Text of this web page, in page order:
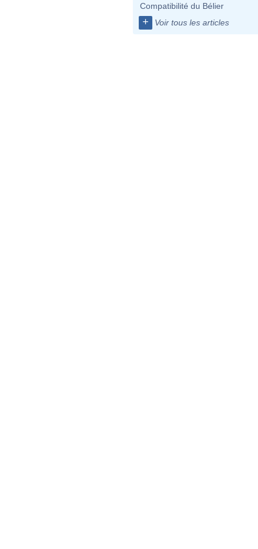
Compatibilité du Bélier
+ Voir tous les articles